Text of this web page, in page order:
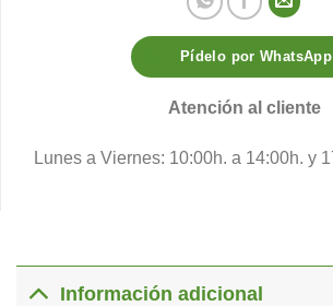
Pídelo por WhatsApp
Atención al cliente
Lunes a Viernes: 10:00h. a 14:00h. y
Información adicional